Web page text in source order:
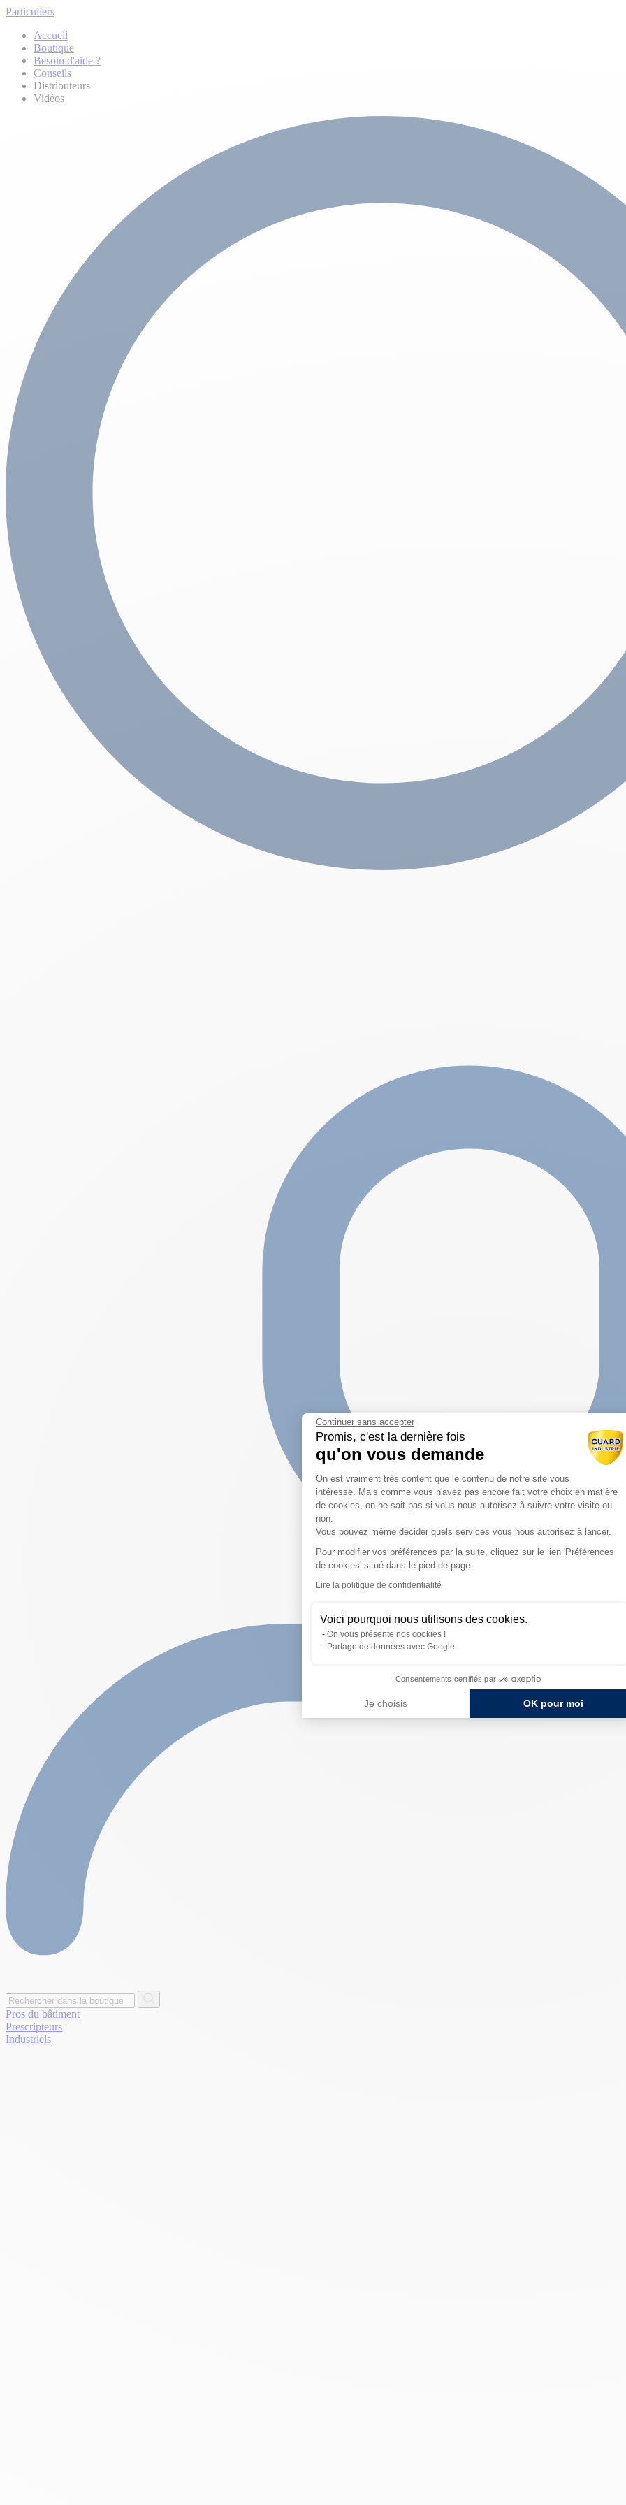
Particuliers
Accueil
Boutique
Besoin d'aide ?
Conseils
Distributeurs
Vidéos
Pros du bâtiment
Prescripteurs
Industriels
Continuer sans accepter
Promis, c'est la dernière fois
qu'on vous demande
Plateforme de Gestion du
On est vraiment très content que le contenu de notre site vous
intéresse. Mais comme vous n'avez pas encore fait votre choix en matière
de cookies, on ne sait pas si vous nous autorisez à suivre votre visite ou
non.
Vous pouvez même décider quels services vous nous autorisez à lancer.
Pour modifier vos préférences par la suite, cliquez sur le lien 'Préférences
de cookies' situé dans le pied de page.
Lire la politique de confidentialité
Voici pourquoi nous utilisons des cookies.
On vous présente nos cookies !
Partage de données avec Google
Consentements certifiés par
Je choisis OK pour moi
Axeptio consent